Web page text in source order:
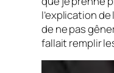
l’explication
de ne pas
fallait remplir